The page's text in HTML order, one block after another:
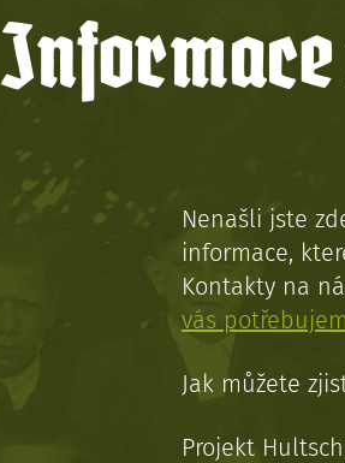
Nenašli jste
informace,
Kontakty na
vás
Jak můžete
Projekt